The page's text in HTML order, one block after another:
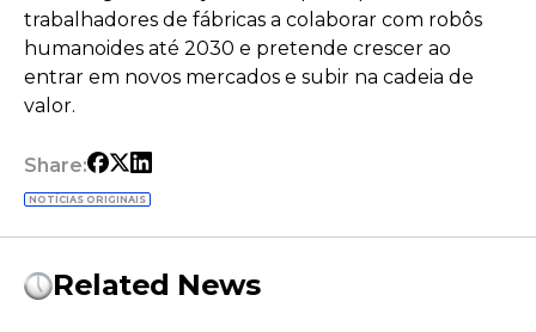
trabalhadores de fábricas a colaborar com robôs
humanoides até 2030 e pretende crescer ao
entrar em novos mercados e subir na cadeia de
valor.
Share:
NOTÍCIAS ORIGINAIS
Related News